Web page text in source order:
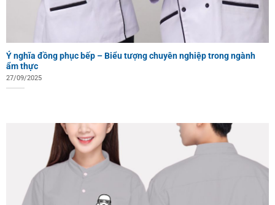
Ý nghĩa đồng phục bếp – Biểu tượng chuyên nghiệp trong ngành
ẩm thực
27/09/2025